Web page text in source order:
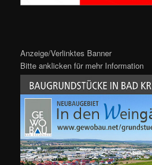
Anzeige/Verlinktes Banner
Bitte anklicken für mehr Information